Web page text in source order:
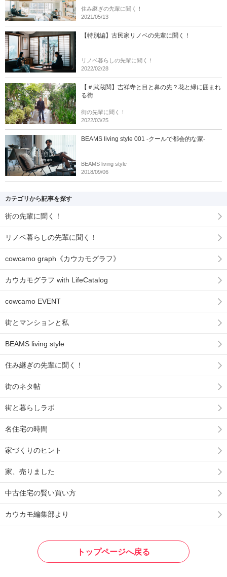
住み継ぎの先輩に聞く！
2021/05/13
【特別編】古民家リノベの先輩に聞く！
リノベ暮らしの先輩に聞く！
2022/02/28
【＃武蔵関】吉祥寺と目と鼻の先？花と緑に囲まれ
る街
街の先輩に聞く！
2022/03/25
BEAMS living style 001 -クールで都会的な家-
BEAMS living style
2018/09/06
カテゴリから記事を探す
街の先輩に聞く！
リノベ暮らしの先輩に聞く！
cowcamo graph《カウカモグラフ》
カウカモグラフ with LifeCatalog
cowcamo EVENT
街とマンションと私
BEAMS living style
住み継ぎの先輩に聞く！
街のネタ帖
街と暮らしラボ
名住宅の時間
家づくりのヒント
家、売りました
中古住宅の賢い買い方
カウカモ編集部より
トップページへ戻る